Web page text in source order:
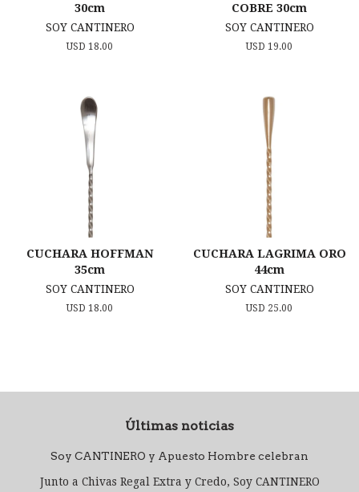
30cm
SOY CANTINERO
Precio
USD 18.00
COBRE 30cm
SOY CANTINERO
Precio
USD 19.00
CUCHARA HOFFMAN
35cm
SOY CANTINERO
Precio
USD 18.00
CUCHARA LAGRIMA ORO
44cm
SOY CANTINERO
Precio
USD 25.00
Últimas noticias
Soy CANTINERO y Apuesto Hombre celebran
Junto a Chivas Regal Extra y Credo, Soy CANTINERO